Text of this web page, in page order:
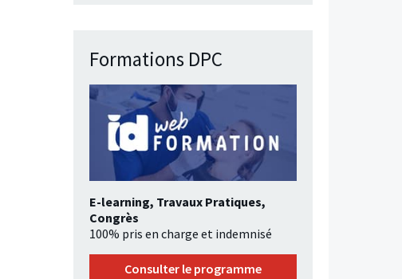
Formations DPC
E-learning, Travaux Pratiques,
Congrès
100% pris en charge et indemnisé
Consulter le programme